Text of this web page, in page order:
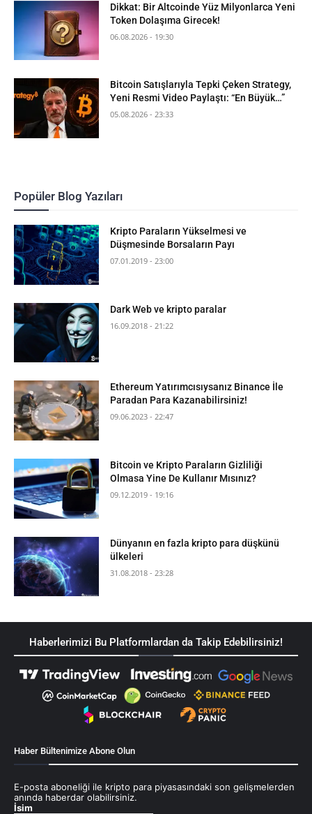
Dikkat: Bir Altcoinde Yüz Milyonlarca Yeni
Token Dolaşıma Girecek!
06.08.2026 - 19:30
Bitcoin Satışlarıyla Tepki Çeken Strategy,
Yeni Resmi Video Paylaştı: “En Büyük…”
05.08.2026 - 23:33
Popüler Blog Yazıları
Kripto Paraların Yükselmesi ve
Düşmesinde Borsaların Payı
07.01.2019 - 23:00
Dark Web ve kripto paralar
16.09.2018 - 21:22
Ethereum Yatırımcısıysanız Binance İle
Paradan Para Kazanabilirsiniz!
09.06.2023 - 22:47
Bitcoin ve Kripto Paraların Gizliliği
Olmasa Yine De Kullanır Mısınız?
09.12.2019 - 19:16
Dünyanın en fazla kripto para düşkünü
ülkeleri
31.08.2018 - 23:28
Haberlerimizi Bu Platformlardan da Takip Edebilirsiniz!
Haber Bültenimize Abone Olun
E-posta aboneliği ile kripto para piyasasındaki son gelişmelerden
anında haberdar olabilirsiniz.
İsim